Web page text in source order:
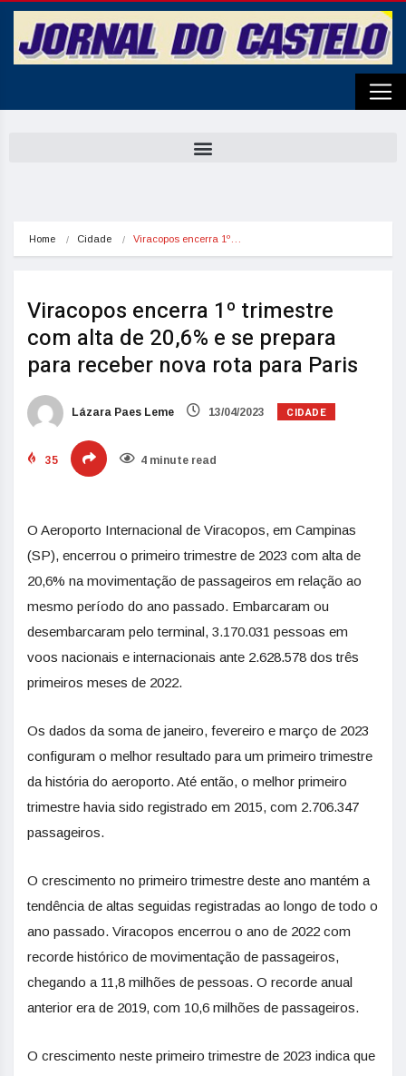
Home Cidade Viracopos encerra 1º…
Viracopos encerra 1º trimestre
com alta de 20,6% e se prepara
para receber nova rota para Paris
Lázara Paes Leme 13/04/2023 CIDADE
35 4 minute read
O Aeroporto Internacional de Viracopos, em Campinas
(SP), encerrou o primeiro trimestre de 2023 com alta de
20,6% na movimentação de passageiros em relação ao
mesmo período do ano passado. Embarcaram ou
desembarcaram pelo terminal, 3.170.031 pessoas em
voos nacionais e internacionais ante 2.628.578 dos três
primeiros meses de 2022.
Os dados da soma de janeiro, fevereiro e março de 2023
configuram o melhor resultado para um primeiro trimestre
da história do aeroporto. Até então, o melhor primeiro
trimestre havia sido registrado em 2015, com 2.706.347
passageiros.
O crescimento no primeiro trimestre deste ano mantém a
tendência de altas seguidas registradas ao longo de todo o
ano passado. Viracopos encerrou o ano de 2022 com
recorde histórico de movimentação de passageiros,
chegando a 11,8 milhões de pessoas. O recorde anual
anterior era de 2019, com 10,6 milhões de passageiros.
O crescimento neste primeiro trimestre de 2023 indica que